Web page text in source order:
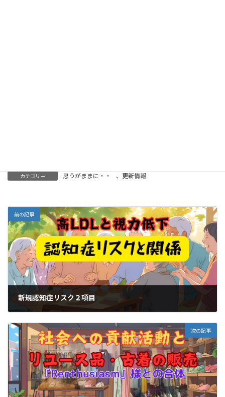
カテゴリー 思うがままに・・ 、 更新情報
前の記事
新規認知症リスク２項目
次の記事